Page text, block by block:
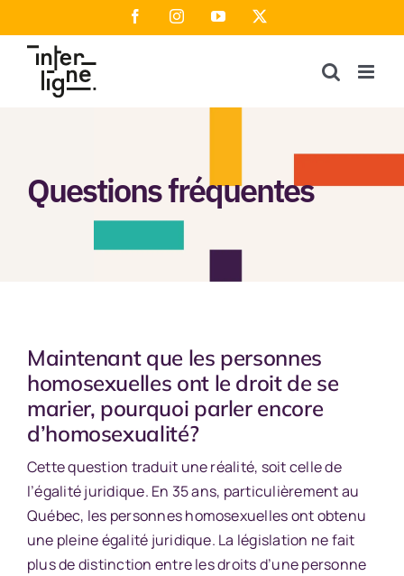
au
contenu
FacebookInstagramYouTube
Questions fréquentes
Maintenant que les personnes
homosexuelles ont le droit de se
marier, pourquoi parler encore
d’homosexualité?
Cette question traduit une réalité, soit celle de
l’égalité juridique. En 35 ans, particulièrement au
Québec, les personnes homosexuelles ont obtenu
une pleine égalité juridique. La législation ne fait
plus de distinction entre les droits d’une personne